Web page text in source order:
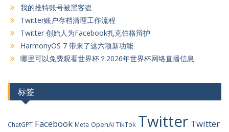
我的推特账号被黑客盗
Twitter账户存档清理工作流程
Twitter 创始人为Facebook扎克伯格辩护
HarmonyOS 7 带来了这六项新功能
哪里可以免费观看世界杯？2026年世界杯网络直播信息
标签
ChatGPT Facebook Meta OpenAI TikTok Twitter Twitter